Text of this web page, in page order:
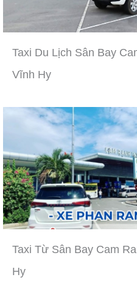
Taxi Du Lịch Sân Bay
Vĩnh Hy
Taxi Từ Sân Bay Cam
Hy